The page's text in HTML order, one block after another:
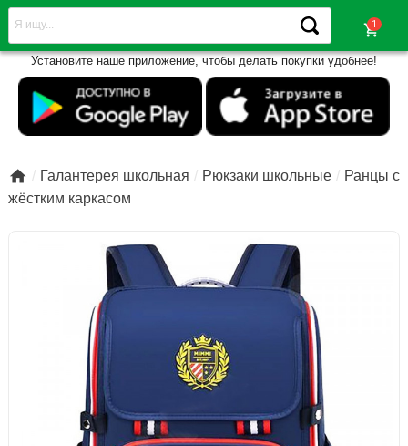
shopping_cart
Установите наше приложение, чтобы делать покупки удобнее!
 Галантерея школьная Рюкзаки школьные
Ранцы с
жёстким каркасом